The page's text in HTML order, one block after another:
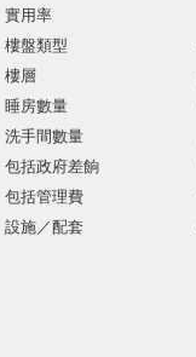
實用率
樓盤類型
樓層
睡房數量
洗手間數量
包括政府差餉
包括管理費
設施／配套